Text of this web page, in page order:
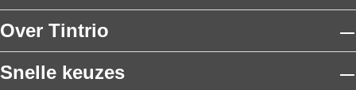
Over Tintrio
Snelle keuzes